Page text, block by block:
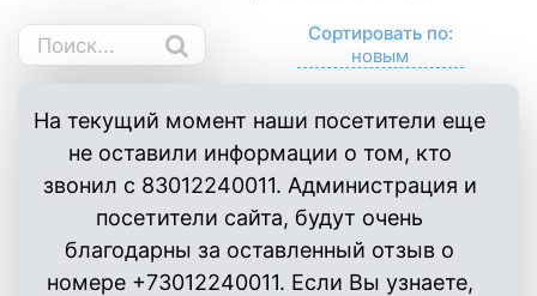
Сортировать по:
На текущий момент наши посетители еще
не оставили информации о том, кто
звонил с 83012240011. Администрация и
посетители сайта, будут очень
благодарны за оставленный отзыв о
номере +73012240011. Если Вы узнаете,